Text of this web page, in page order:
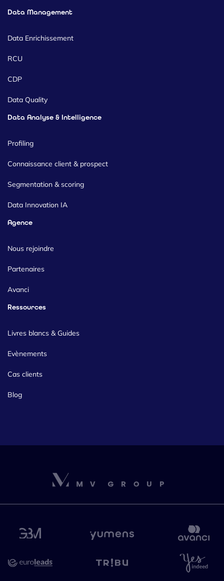
Data Management
Data Enrichissement
RCU
CDP
Data Quality
Data Analyse & Intelligence
Profiling
Connaissance client & prospect
Segmentation & scoring
Data Innovation IA
Agence
Nous rejoindre
Partenaires
Avanci
Ressources
Livres blancs & Guides
Evènements
Cas clients
Blog